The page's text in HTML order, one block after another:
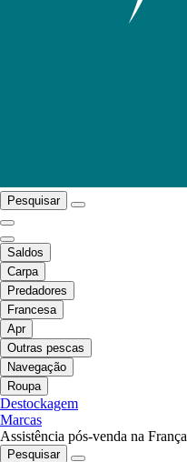
Pesquisar
Saldos
Carpa
Predadores
Francesa
Apr
Outras pescas
Navegação
Roupa
Destockagem
Marcas
Assistência pós-venda na França
Pesquisar